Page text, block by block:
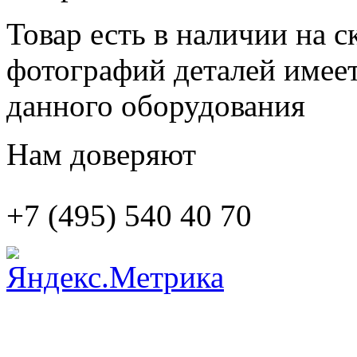
Товар есть в наличии на
фотографий деталей
данного оборудования
Нам доверяют
+7 (495) 540 40 70